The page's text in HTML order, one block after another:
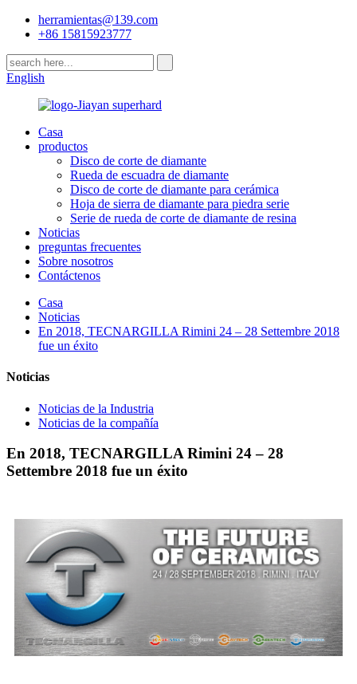
herramientas@139.com
+86 15815923777
English
Casa
productos
Disco de corte de diamante
Rueda de escuadra de diamante
Disco de corte de diamante para cerámica
Hoja de sierra de diamante para piedra serie
Serie de rueda de corte de diamante de resina
Noticias
preguntas frecuentes
Sobre nosotros
Contáctenos
Casa
Noticias
En 2018, TECNARGILLA Rimini 24 – 28 Settembre 2018
fue un éxito
Noticias
Noticias de la Industria
Noticias de la compañía
En 2018, TECNARGILLA Rimini 24 – 28
Settembre 2018 fue un éxito